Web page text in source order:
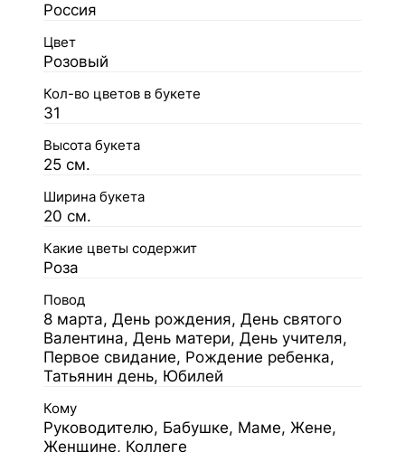
Россия
Цвет
Розовый
Кол-во цветов в букете
31
Высота букета
25 см.
Ширина букета
20 см.
Какие цветы содержит
Роза
Повод
8 марта, День рождения, День святого
Валентина, День матери, День учителя,
Первое свидание, Рождение ребенка,
Татьянин день, Юбилей
Кому
Руководителю, Бабушке, Маме, Жене,
Женщине, Коллеге